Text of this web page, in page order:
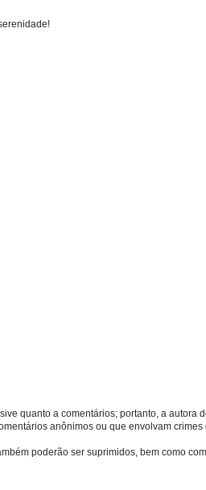
quanto a comentários; portanto, a autora
anônimos ou que envolvam
poderão ser suprimidos, bem como